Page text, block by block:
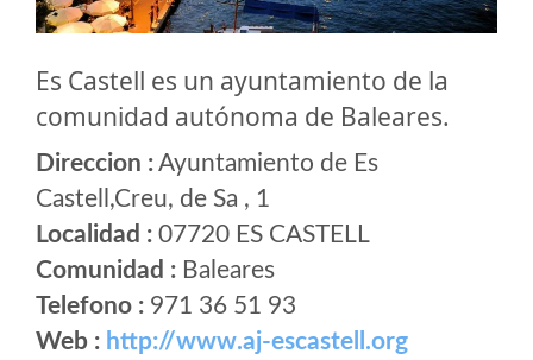
Es Castell es un ayuntamiento de la
comunidad autónoma de Baleares.
Direccion :Ayuntamiento de Es
Castell,Creu, de Sa , 1
Localidad : 07720 ES CASTELL
Comunidad : Baleares
Telefono : 971 36 51 93
Web : http://www.aj-escastell.org